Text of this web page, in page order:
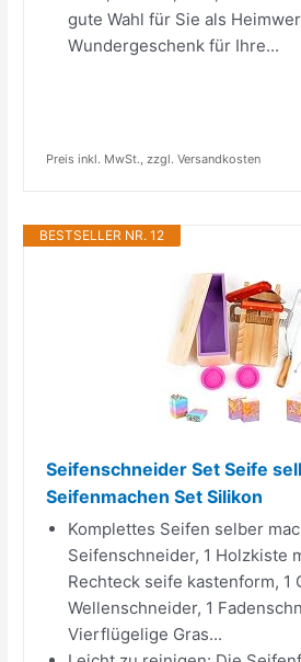
gute Wahl für Sie als
Wundergeschenk für Ihre...
Preis inkl. MwSt., zzgl. Versandkosten
BESTSELLER NR. 12
Seifenschneider Set Seife
Seifenmachen Set Silikon
Komplettes Seifen selber
Seifenschneider, 1 Holzkiste
Rechteck seife kastenform, 1
Wellenschneider, 1
Vierflügelige Gras...